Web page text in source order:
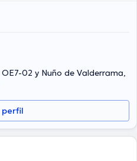
02 y Nuño de Valderrama,
perfil